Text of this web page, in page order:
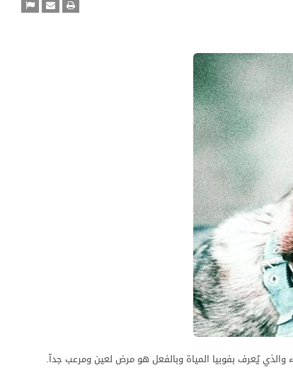
يُعرف بفوبيا المياة وبالفعل هو مرض لعين ومرعب جدآ.